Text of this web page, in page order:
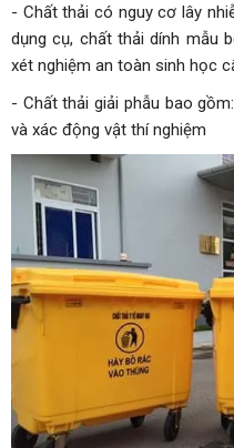
- Chất thải có nguy cơ lây
dụng cụ, chất thải dính mẫu
xét nghiệm an toàn sinh học
- Chất thải giải phẫu bao
và xác động vật thí nghiệm